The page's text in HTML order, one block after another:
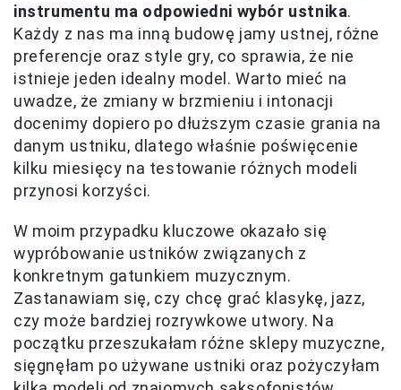
instrumentu ma odpowiedni wybór ustnika.
Każdy z nas ma inną budowę jamy ustnej, różne
preferencje oraz style gry, co sprawia, że nie
istnieje jeden idealny model. Warto mieć na
uwadze, że zmiany w brzmieniu i intonacji
docenimy dopiero po dłuższym czasie grania na
danym ustniku, dlatego właśnie poświęcenie
kilku miesięcy na testowanie różnych modeli
przynosi korzyści.
W moim przypadku kluczowe okazało się
wypróbowanie ustników związanych z
konkretnym gatunkiem muzycznym.
Zastanawiam się, czy chcę grać klasykę, jazz,
czy może bardziej rozrywkowe utwory. Na
początku przeszukałam różne sklepy muzyczne,
sięgnęłam po używane ustniki oraz pożyczyłam